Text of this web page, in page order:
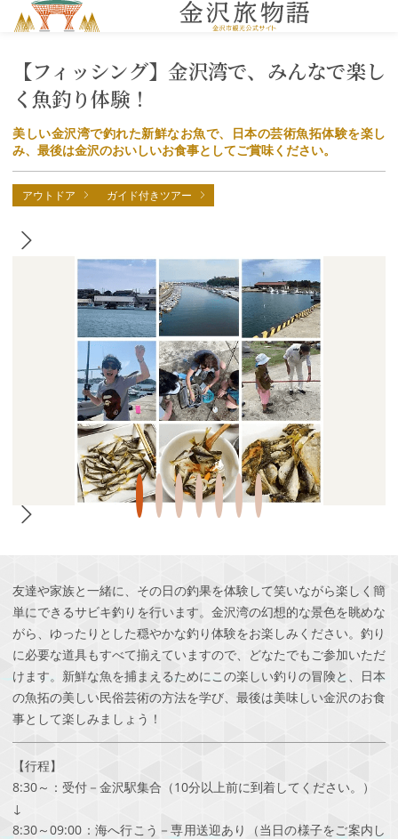
【フィッシング】金沢湾で、みんなで楽し
く魚釣り体験！
美しい金沢湾で釣れた新鮮なお魚で、日本の芸術魚拓体験を楽し
み、最後は金沢のおいしいお食事としてご賞味ください。
アウトドア ガイド付きツアー
友達や家族と一緒に、その日の釣果を体験して笑いながら楽しく簡
単にできるサビキ釣りを行います。金沢湾の幻想的な景色を眺めな
がら、ゆったりとした穏やかな釣り体験をお楽しみください。釣り
に必要な道具もすべて揃えていますので、どなたでもご参加いただ
けます。新鮮な魚を捕まえるためにこの楽しい釣りの冒険と、日本
の魚拓の美しい民俗芸術の方法を学び、最後は美味しい金沢のお食
事として楽しみましょう！
【行程】
8:30～：受付－金沢駅集合（10分以上前に到着してください。）
↓
8:30～09:00：海へ行こう－専用送迎あり（当日の様子をご案内し